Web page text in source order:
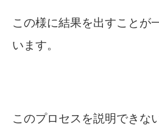
この様に結果を出すことが
います。
このプロセスを説明できな